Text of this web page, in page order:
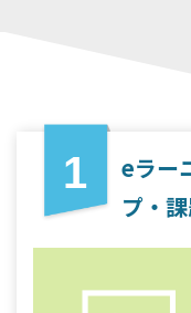
1
eラー
プ‧課